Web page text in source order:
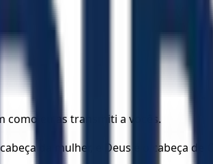
como eu as transmiti a vocês.
da mulher, e Deus é o cabeça de